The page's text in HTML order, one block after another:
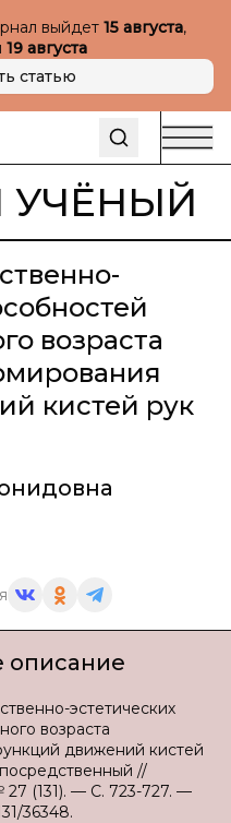
выйдет 15 августа,
19 августа
статью
возраста
кистей рук
описание
эстетических
возраста
движений кистей
//
(131). — С. 723-727. —
36348.